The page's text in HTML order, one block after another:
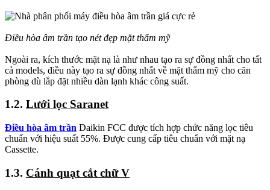
Điều hòa âm trần tạo nét đẹp mặt thẩm mỹ
Ngoài ra, kích thước mặt nạ là như nhau tạo ra sự đồng nhất cho tất
cả models, điều này tạo ra sự đồng nhất về mặt thẩm mỹ cho căn
phòng dù lắp đặt nhiều dàn lạnh khác công suất.
1.2. Lưới lọc Saranet
Điều hòa âm trần Daikin FCC được tích hợp chức năng lọc tiêu
chuẩn với hiệu suất 55%. Được cung cấp tiêu chuẩn với mặt nạ
Cassette.
1.3. Cánh quạt cắt chữ V